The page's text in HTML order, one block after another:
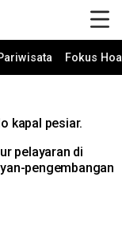
Fokus
kapal pesiar.
pelayaran di
pengembangan